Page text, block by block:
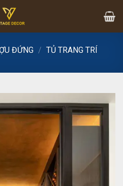
ĐỨNG / TỦ TRANG TRÍ